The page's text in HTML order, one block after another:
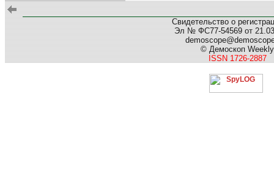
Свидетельство о
Эл № ФС77-54569 от
© Демоскоп Weekly
ISSN 1726-2887